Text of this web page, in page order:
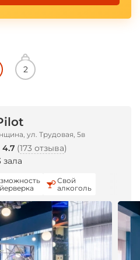
ул. Трудовая, 5в
4.7 (173 отзыва)
зала
Свой
алкоголь